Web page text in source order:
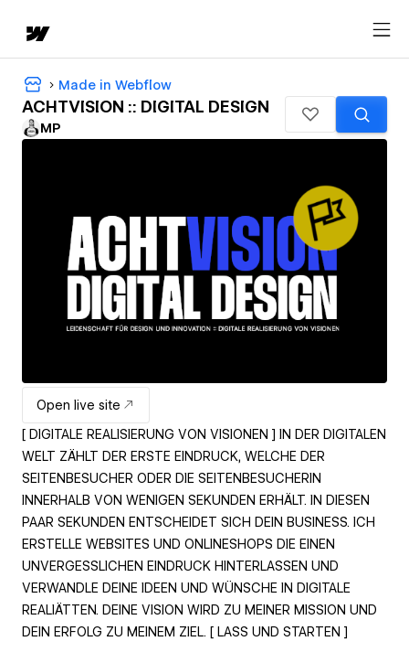
Made in Webflow
ACHTVISION :: DIGITAL DESIGN
MP
Open live site
[ DIGITALE REALISIERUNG VON VISIONEN ] IN DER DIGITALEN
WELT ZÄHLT DER ERSTE EINDRUCK, WELCHE DER
SEITENBESUCHER ODER DIE SEITENBESUCHERIN
INNERHALB VON WENIGEN SEKUNDEN ERHÄLT. IN DIESEN
PAAR SEKUNDEN ENTSCHEIDET SICH DEIN BUSINESS. ICH
ERSTELLE WEBSITES UND ONLINESHOPS DIE EINEN
UNVERGESSLICHEN EINDRUCK HINTERLASSEN UND
VERWANDLE DEINE IDEEN UND WÜNSCHE IN DIGITALE
REALIÄTTEN. DEINE VISION WIRD ZU MEINER MISSION UND
DEIN ERFOLG ZU MEINEM ZIEL. [ LASS UND STARTEN ]